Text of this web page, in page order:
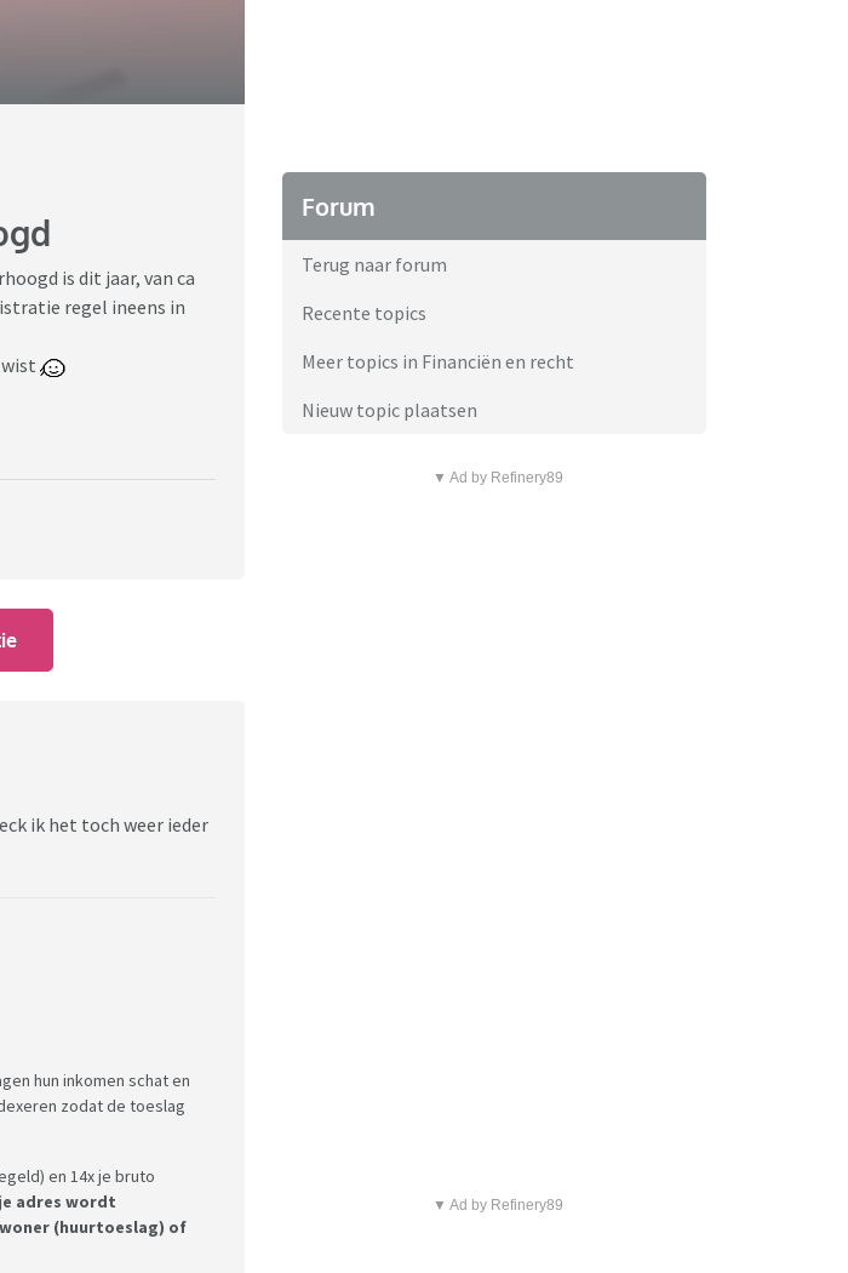
is dit jaar, van ca
regel ineens in
ik het toch weer ieder
hun inkomen schat en
zodat de toeslag
en 14x je bruto
adres wordt
(huurtoeslag) of
Forum
Terug naar forum
Recente topics
Meer topics in Financiën en recht
Nieuw topic plaatsen
▼ Ad by Refinery89
▼ Ad by Refinery89